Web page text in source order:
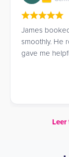
Really great
James is so
London very